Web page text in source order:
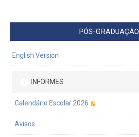
PÓS-GRADUAÇÃO
English Version
INFORMES
Calendário Escolar 2026
Avisos